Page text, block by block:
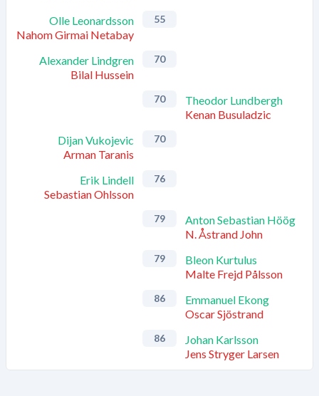
Olle Leonardsson
Nahom Girmai Netabay
55
Alexander Lindgren
Bilal Hussein
70
70
Theodor Lundbergh
Kenan Busuladzic
Dijan Vukojevic
Arman Taranis
70
Erik Lindell
Sebastian Ohlsson
76
79
Anton Sebastian Höög
N. Åstrand John
79
Bleon Kurtulus
Malte Frejd Pålsson
86
Emmanuel Ekong
Oscar Sjöstrand
86
Johan Karlsson
Jens Stryger Larsen